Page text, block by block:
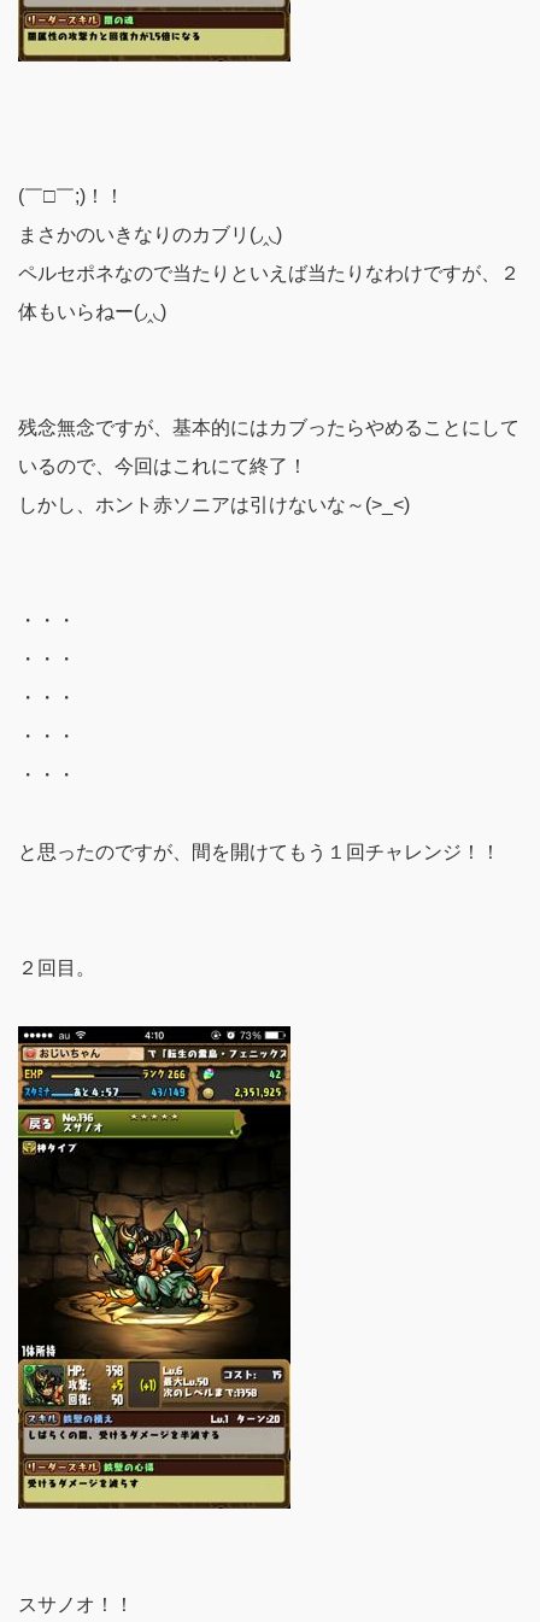
(￣□￣;)！！
まさかのいきなりのカブリ(◞‸◟)
ペルセポネなので当たりといえば当たりなわけですが、２
体もいらねー(◞‸◟)
残念無念ですが、基本的にはカブったらやめることにして
いるので、今回はこれにて終了！
しかし、ホント赤ソニアは引けないな～(>_<)
・・・
・・・
・・・
・・・
・・・
と思ったのですが、間を開けてもう１回チャレンジ！！
２回目。
スサノオ！！